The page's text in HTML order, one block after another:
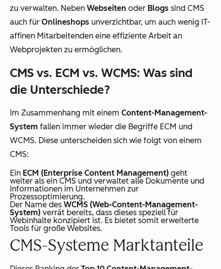
zu verwalten. Neben Webseiten oder Blogs sind CMS
auch für Onlineshops unverzichtbar, um auch wenig IT-
affinen Mitarbeitenden eine effiziente Arbeit an
Webprojekten zu ermöglichen.
CMS vs. ECM vs. WCMS: Was sind
die Unterschiede?
Im Zusammenhang mit einem Content-Management-
System fallen immer wieder die Begriffe ECM und
WCMS. Diese unterscheiden sich wie folgt von einem
CMS:
Ein ECM (Enterprise Content Management) geht
weiter als ein CMS und verwaltet alle Dokumente und
Informationen im Unternehmen zur
Prozessoptimierung.
Der Name des WCMS (Web-Content-Management-
System) verrät bereits, dass dieses speziell für
Webinhalte konzipiert ist. Es bietet somit erweiterte
Tools für große Websites.
CMS-Systeme Marktanteile